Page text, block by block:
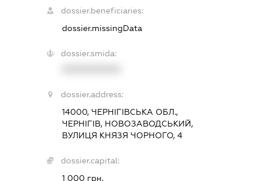
dossier.beneficiaries:
dossier.missingData
dossier.smida:
dossier.address:
14000, ЧЕРНІГІВСЬКА ОБЛ.,
ЧЕРНІГІВ, НОВОЗАВОДСЬКИЙ,
ВУЛИЦЯ КНЯЗЯ ЧОРНОГО, 4
dossier.capital:
1 000 грн.